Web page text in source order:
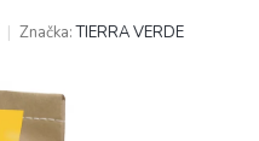
Značka:TIERRA VERDE